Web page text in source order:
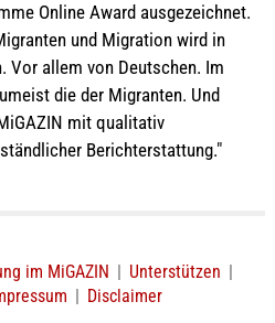
Online Award ausgezeichnet.
und Migration wird in
Vor allem von Deutschen. Im
die der Migranten. Und
mit qualitativ
Berichterstattung."
im MiGAZIN | Unterstützen |
| Disclaimer